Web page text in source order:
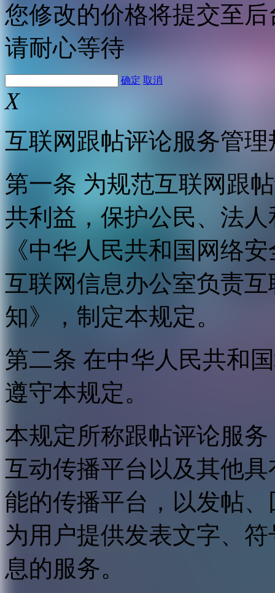
您修改的价格将提交至
请耐心等待
确定 取消
X
互联网跟帖评论服务管理
第一条 为规范互联网跟
共利益，保护公民、法
《中华人民共和国网络
互联网信息办公室负责
知》，制定本规定。
第二条 在中华人民共和
遵守本规定。
本规定所称跟帖评论服
互动传播平台以及其他
能的传播平台，以发帖
为用户提供发表文字、
息的服务。